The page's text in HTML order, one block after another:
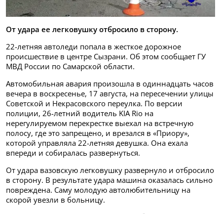
От удара ее легковушку отбросило в сторону.
22-летняя автоледи попала в жесткое дорожное
происшествие в центре Сызрани. Об этом сообщает ГУ
МВД России по Самарской области.
Автомобильная авария произошла в одиннадцать часов
вечера в воскресенье, 17 августа, на пересечении улицы
Советской и Некрасовского переулка. По версии
полиции, 26-летний водитель KIA Rio на
нерегулируемом перекрестке выехал на встречную
полосу, где это запрещено, и врезался в «Приору»,
которой управляла 22-летняя девушка. Она ехала
впереди и собиралась развернуться.
От удара вазовскую легковушку развернуло и отбросило
в сторону. В результате удара машина оказалась сильно
повреждена. Саму молодую автолюбительницу на
скорой увезли в больницу.